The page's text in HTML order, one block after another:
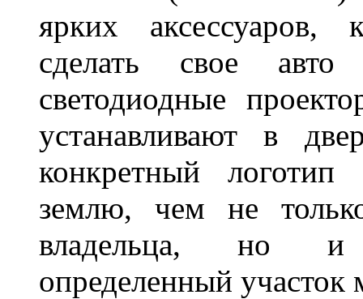
ярких аксессуаров,
сделать свое
светодиодные
устанавливают в
конкретный логотип
землю, чем не
владельца, но и
определенный участок